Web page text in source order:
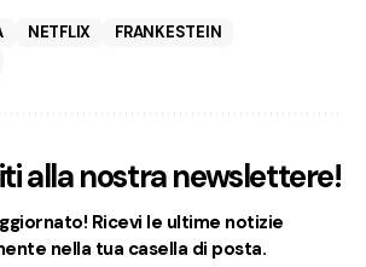
NETFLIX
FRANKESTEIN
alla nostra newslettere!
Ricevi le ultime notizie
nella tua casella di posta.